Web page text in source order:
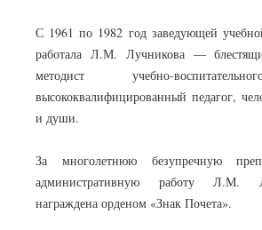
С 1961 по 1982 год заведующей
работала Л.М. Лучникова —
методист учебно-
высококвалифицированный педагог,
и души.
За многолетнюю безупречную
административную работу Л.М.
награждена орденом «Знак Почета».